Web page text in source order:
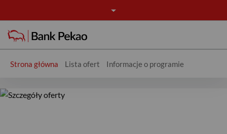
Strona główna Lista ofert Informacje o programie
Oferta - Rabaty